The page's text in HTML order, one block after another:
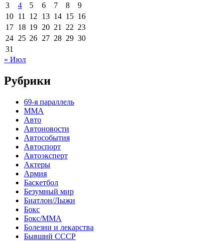
3
4 5 6 7 8
9
10 11 12 13 14 15 16
17 18 19 20 21 22 23
24 25 26 27 28 29 30
31
« Июл
Рубрики
69-я параллель
MMA
Авто
Автоновости
Автособытия
Автоспорт
Автоэксперт
Актеры
Армия
Баскетбол
Безумный мир
Биатлон/Лыжи
Бокс
Бокс/MMA
Болезни и лекарства
Бывший СССР